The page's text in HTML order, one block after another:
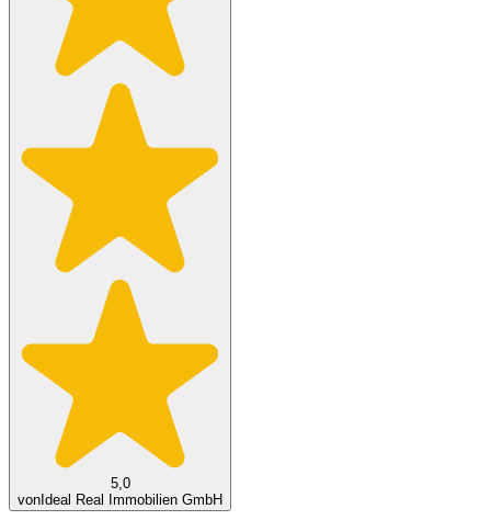
5,0
von Ideal Real Immobilien GmbH